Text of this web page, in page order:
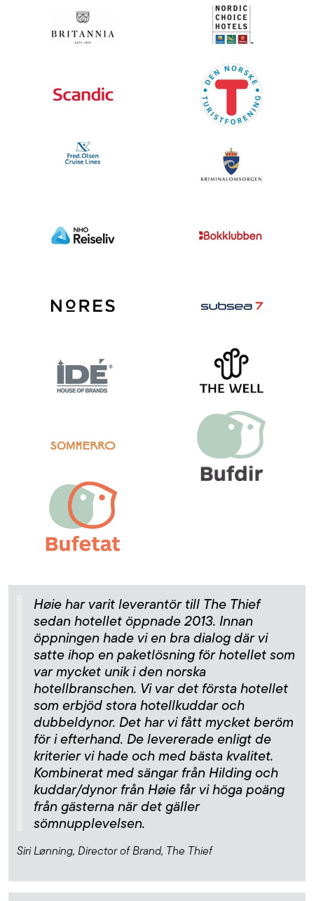
Høie har varit leverantör till The Thief
sedan hotellet öppnade 2013. Innan
öppningen hade vi en bra dialog där vi
satte ihop en paketlösning för hotellet som
var mycket unik i den norska
hotellbranschen. Vi var det första hotellet
som erbjöd stora hotellkuddar och
dubbeldynor. Det har vi fått mycket beröm
för i efterhand. De levererade enligt de
kriterier vi hade och med bästa kvalitet.
Kombinerat med sängar från Hilding och
kuddar/dynor från Høie får vi höga poäng
från gästerna när det gäller
sömnupplevelsen.
Siri Lønning, Director of Brand, The Thief